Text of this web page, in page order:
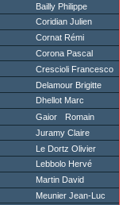
Bailly Philippe
Coridian Julien
Cornat Rémi
Corona Pascal
Crescioli Francesco
Delamour Brigitte
Dhellot Marc
Gaior Romain
Juramy Claire
Le Dortz Olivier
Lebbolo Hervé
Martin David
Meunier Jean-Luc